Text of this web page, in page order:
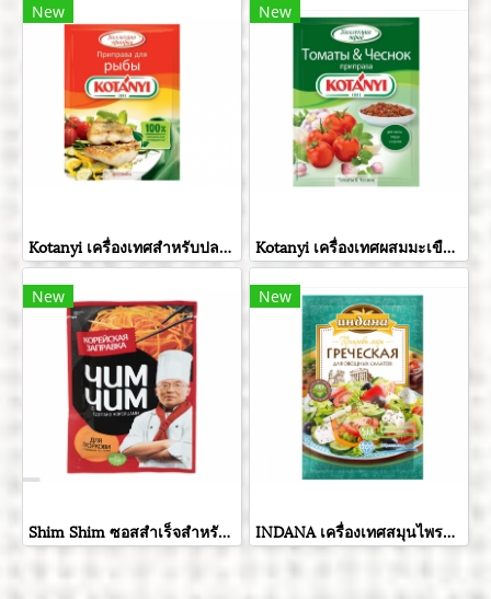
New
Kotanyi เครื่องเทศสำหรับปลา ขนาด 26 กรัม
New
Kotanyi เครื่องเทศผสมมะเขือเทศและกระเทียมอบแห้ง ขนาด 20 กรัม
New
Shim Shim ซอสสำเร็จสำหรับปรุงสลัดแครอท ขนาด 60 กรัม
New
INDANA เครื่องเทศสมุนไพรกรีกสลัด ขนาด 15 กรัม